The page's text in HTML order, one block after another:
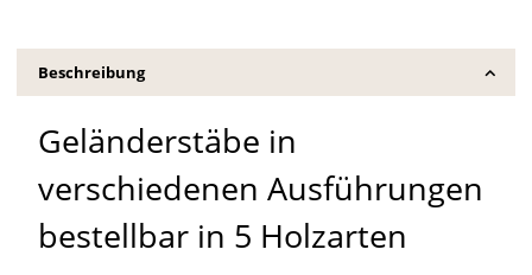
Beschreibung
Geländerstäbe in
verschiedenen Ausführungen
bestellbar in 5 Holzarten